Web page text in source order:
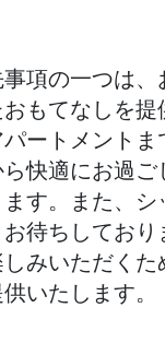
項の一つは
もてなしを
ートメントま
快適にお過ご
す。また、
待ちしてお
みいただく
いたします。